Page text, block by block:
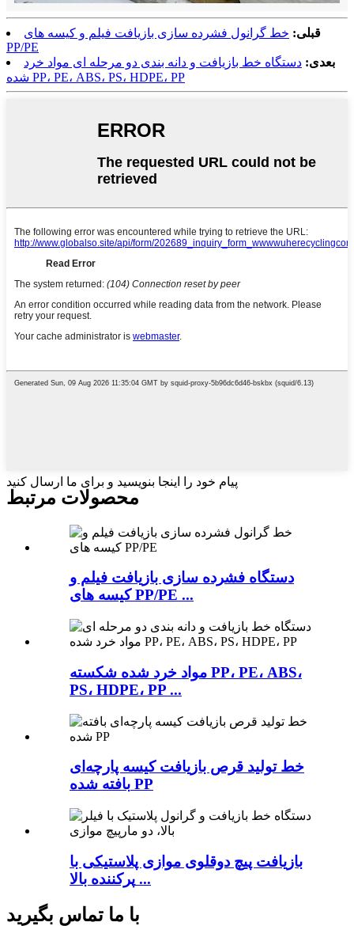
قبلی: خط گرانول فشرده سازی بازیافت فیلم و کیسه های
PP/PE
بعدی: دستگاه خط بازیافت و دانه بندی دو مرحله ای مواد خرد
شده PP، PE، ABS، PS، HDPE، PP
پیام خود را اینجا بنویسید و برای ما ارسال کنید
محصولات مرتبط
دستگاه فشرده سازی بازیافت فیلم و
کیسه های PP/PE ...
مواد خرد شده شکسته PP، PE، ABS،
PS، HDPE، PP ...
خط تولید قرص بازیافت کیسه پارچه‌ای
بافته شده PP
بازیافت پیچ دوقلوی موازی پلاستیکی با
پرکننده بالا ...
با ما تماس بگیرید